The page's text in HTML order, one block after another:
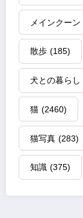
メインクーン
散歩 (185)
犬との暮らし
猫 (2460)
猫写真 (283)
知識 (375)